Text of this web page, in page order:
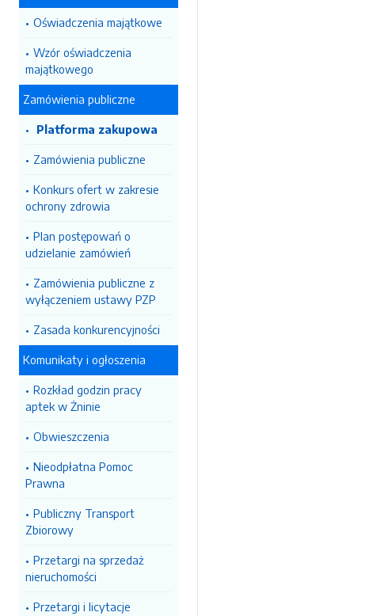
Oświadczenia majątkowe
Wzór oświadczenia
majątkowego
Zamówienia publiczne
Platforma zakupowa
Zamówienia publiczne
Konkurs ofert w zakresie
ochrony zdrowia
Plan postępowań o
udzielanie zamówień
Zamówienia publiczne z
wyłączeniem ustawy PZP
Zasada konkurencyjności
Komunikaty i ogłoszenia
Rozkład godzin pracy
aptek w Żninie
Obwieszczenia
Nieodpłatna Pomoc
Prawna
Publiczny Transport
Zbiorowy
Przetargi na sprzedaż
nieruchomości
Przetargi i licytacje